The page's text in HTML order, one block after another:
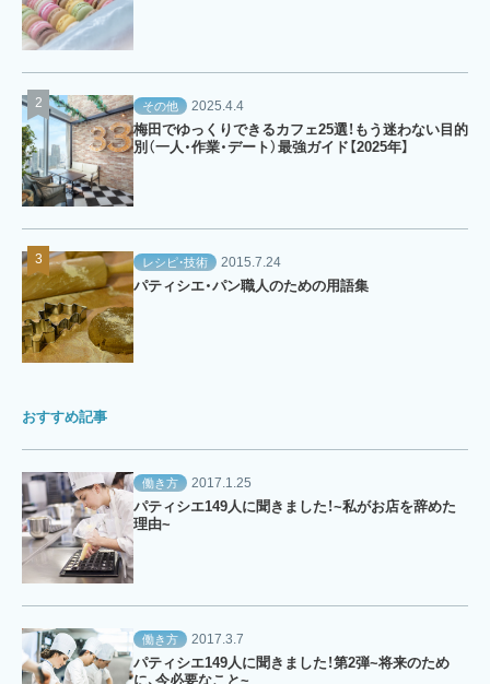
その他 2025.4.4
梅田でゆっくりできるカフェ25選！もう迷わない目的
別（一人・作業・デート）最強ガイド【2025年】
レシピ・技術 2015.7.24
パティシエ・パン職人のための用語集
おすすめ記事
働き方 2017.1.25
パティシエ149人に聞きました！~私がお店を辞めた
理由~
働き方 2017.3.7
パティシエ149人に聞きました！第2弾~将来のため
に、今必要なこと~